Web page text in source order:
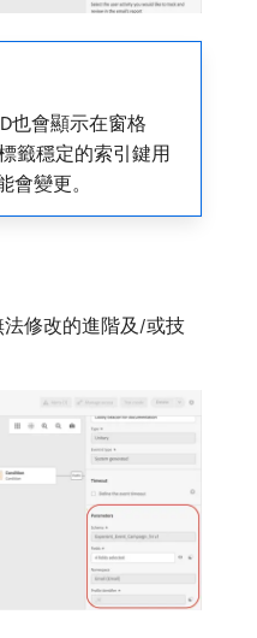
也會顯示在窗格
籤穩定的索引鍵用
會變更。
修改的進階及/或技